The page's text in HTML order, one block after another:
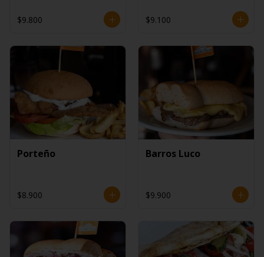
$9.800 $9.100
Porteño
$8.900
Barros Luco
$9.900